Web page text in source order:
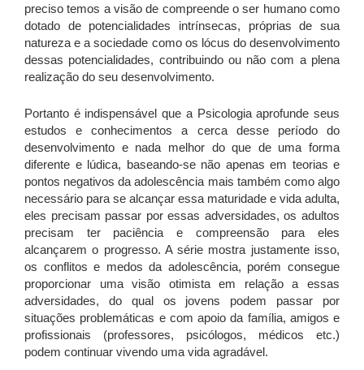
preciso temos a visão de compreende o ser humano como
dotado de potencialidades intrínsecas, próprias de sua
natureza e a sociedade como os lócus do desenvolvimento
dessas potencialidades, contribuindo ou não com a plena
realização do seu desenvolvimento.
Portanto é indispensável que a Psicologia aprofunde seus
estudos e conhecimentos a cerca desse período do
desenvolvimento e nada melhor do que de uma forma
diferente e lúdica, baseando-se não apenas em teorias e
pontos negativos da adolescência mais também como algo
necessário para se alcançar essa maturidade e vida adulta,
eles precisam passar por essas adversidades, os adultos
precisam ter paciência e compreensão para eles
alcançarem o progresso. A série mostra justamente isso,
os conflitos e medos da adolescência, porém consegue
proporcionar uma visão otimista em relação a essas
adversidades, do qual os jovens podem passar por
situações problemáticas e com apoio da família, amigos e
profissionais (professores, psicólogos, médicos etc.)
podem continuar vivendo uma vida agradável.